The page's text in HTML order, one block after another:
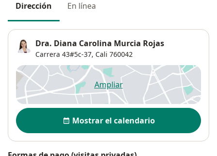
Dirección En línea
Dra. Diana Carolina Murcia Rojas
Carrera 43#5c-37, Cali 760042
Ampliarse abre en una nueva
Disponibilidad
Mostrar el calendario